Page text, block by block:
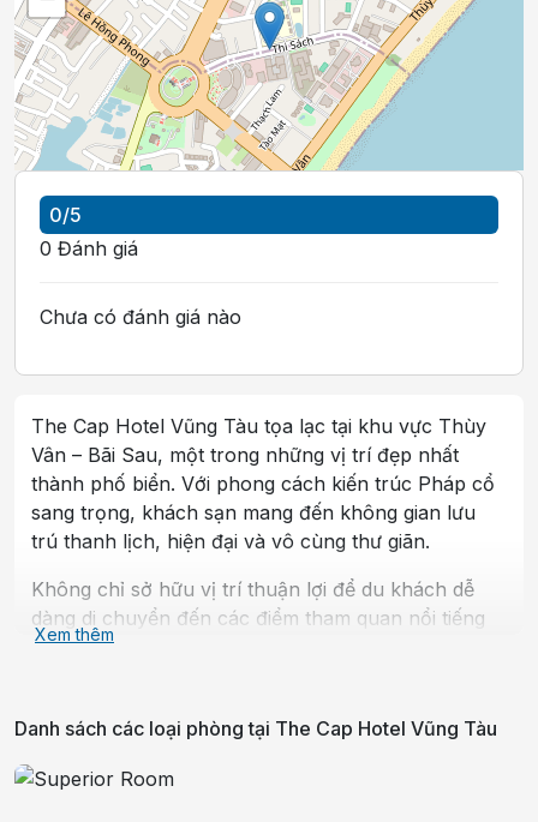
0/5
0 Đánh giá
Chưa có đánh giá nào
The Cap Hotel Vũng Tàu tọa lạc tại khu vực Thùy
Vân – Bãi Sau, một trong những vị trí đẹp nhất
thành phố biển. Với phong cách kiến trúc Pháp cổ
sang trọng, khách sạn mang đến không gian lưu
trú thanh lịch, hiện đại và vô cùng thư giãn.
Không chỉ sở hữu vị trí thuận lợi để du khách dễ
dàng di chuyển đến các điểm tham quan nổi tiếng
như Bãi Sau, Tượng Chúa Giang Tay, Mũi Nghinh
Xem thêm
Danh sách các loại phòng tại The Cap Hotel Vũng Tàu